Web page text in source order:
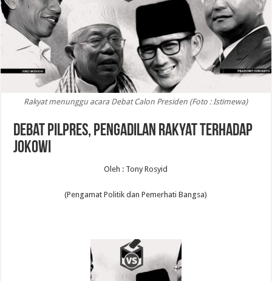
Rakyat menunggu acara Debat Calon Presiden (Foto : Istimewa)
Debat Pilpres, Pengadilan Rakyat Terhadap
Jokowi
Oleh : Tony Rosyid
(Pengamat Politik dan Pemerhati Bangsa)